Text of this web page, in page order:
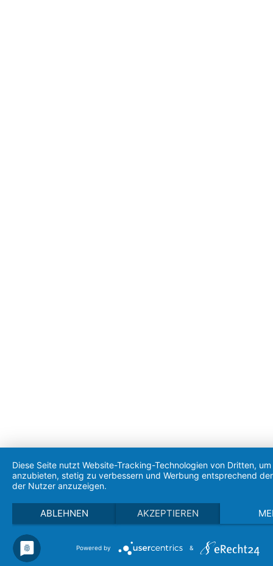
Diese Seite nutzt Website-Tracking-Technologien von Dritten,
anzubieten, stetig zu verbessern und Werbung entsprechend
der Nutzer anzuzeigen.
ABLEHNEN AKZEPTIEREN
Powered by &